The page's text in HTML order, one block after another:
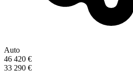
Auto
46 420 €
33 290 €